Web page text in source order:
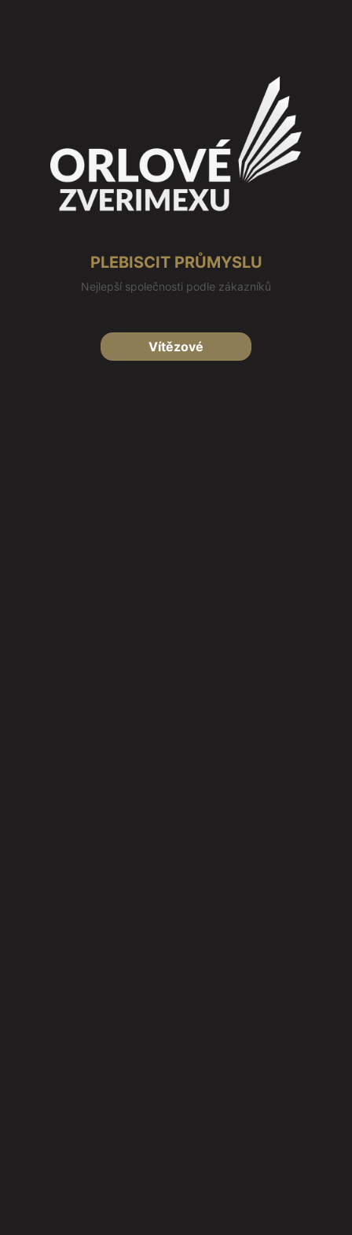
PLEBISCIT PRŮMYSLU
Nejlepší společnosti podle zákazníků
Vítězové